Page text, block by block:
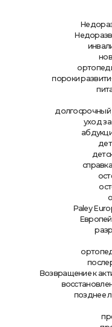
пороки
уход
Paley
Возвращение к
позднее